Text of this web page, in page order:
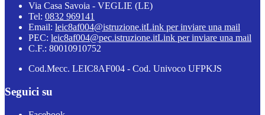
Via Casa Savoia - VEGLIE (LE)
Tel: 0832 969141
Email: leic8af004@istruzione.itLink per inviare una mail
PEC: leic8af004@pec.istruzione.itLink per inviare una mail
C.F.: 80010910752
Cod.Mecc. LEIC8AF004 - Cod. Univoco UFPKJS
Seguici su